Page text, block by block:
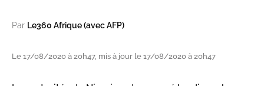
Par Le360 Afrique (avec AFP)
Le 17/08/2020 à 20h47, mis à jour le 17/08/2020 à 20h47